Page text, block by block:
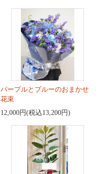
パープルとブルーのおまかせ
花束
12,000円(税込13,200円)